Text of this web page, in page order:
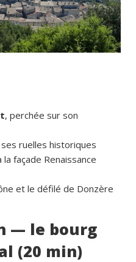
, perchée sur son
ruelles historiques
la façade Renaissance
et le défilé de Donzère
— le bourg
(20 min)